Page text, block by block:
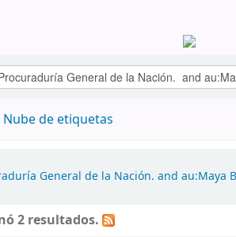
Nube de etiquetas
General de la Nación. and
2 resultados.